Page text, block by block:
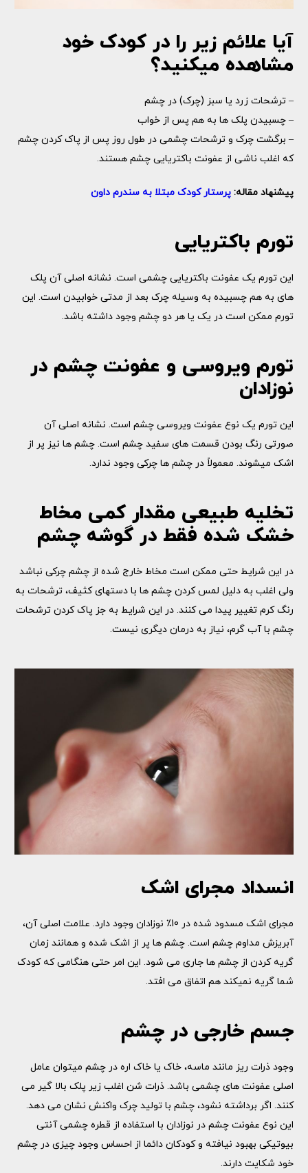
آیا علائم زیر را در کودک خود
مشاهده میکنید؟
– ترشحات زرد یا سبز (چرک) در چشم
– چسبیدن پلک ها به هم پس از خواب
– برگشت چرک و ترشحات چشمی در طول روز پس از پاک کردن چشم
که اغلب ناشی از عفونت باکتریایی چشم هستند.
پیشنهاد مقاله: پرستار کودک مبتلا به سندرم داون
تورم باکتریایی
این تورم یک عفونت باکتریایی چشمی است. نشانه اصلی آن پلک
های به هم چسبیده به وسیله چرک بعد از مدتی خوابیدن است. این
تورم ممکن است در یک یا هر دو چشم وجود داشته باشد.
تورم ویروسی و عفونت چشم در
نوزادان
این تورم یک نوع عفونت ویروسی چشم است. نشانه اصلی آن
صورتی رنگ بودن قسمت های سفید چشم است. چشم ها نیز پر از
اشک میشوند. معمولاً در چشم ها چرکی وجود ندارد.
تخلیه طبیعی مقدار کمی مخاط
خشک شده فقط در گوشه چشم
در این شرایط حتی ممکن است مخاط خارج شده از چشم چرکی نباشد
ولی اغلب به دلیل لمس کردن چشم ها با دستهای کثیف، ترشحات به
رنگ کرم تغییر پیدا می کنند. در این شرایط به جز پاک کردن ترشحات
چشم با آب گرم، نیاز به درمان دیگری نیست.
انسداد مجرای اشک
مجرای اشک مسدود شده در 10٪ نوزادان وجود دارد. علامت اصلی آن،
آبریزش مداوم چشم است. چشم ها پر از اشک شده و همانند زمان
گریه کردن از چشم ها جاری می شود. این امر حتی هنگامی که کودک
شما گریه نمیکند هم اتفاق می افتد.
جسم خارجی در چشم
وجود ذرات ریز مانند ماسه، خاک یا خاک اره در چشم میتوان عامل
اصلی عفونت های چشمی باشد. ذرات شن اغلب زیر پلک بالا گیر می
کنند. اگر برداشته نشود، چشم با تولید چرک واکنش نشان می دهد.
این نوع عفونت چشم در نوزادان با استفاده از قطره چشمی آنتی
بیوتیکی بهبود نیافته و کودکان دائما از احساس وجود چیزی در چشم
خود شکایت دارند.